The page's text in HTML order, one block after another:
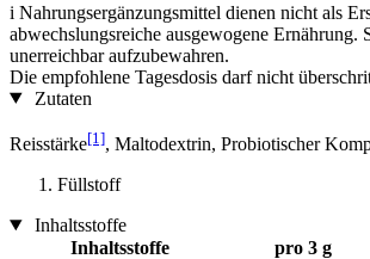
i Nahrungsergänzungsmittel dienen nicht als
abwechslungsreiche ausgewogene Ernährung.
unerreichbar aufzubewahren.
Die empfohlene Tagesdosis darf nicht
Zutaten
Reisstärke[1], Maltodextrin, Probiotischer
Füllstoff
Inhaltsstoffe
Inhaltsstoffe
pro 3 g